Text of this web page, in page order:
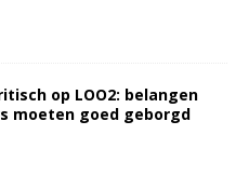
op LOO2: belangen
moeten goed geborgd